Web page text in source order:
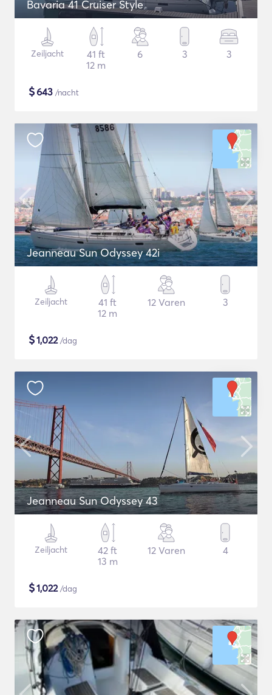
Bavaria 41 Cruiser Style
Zeiljacht
41 ft
12 m
6 3 3
$643 /nacht
Jeanneau Sun Odyssey 42i
Zeiljacht
41 ft
12 m
12 Varen 3
$1,022/dag
Jeanneau Sun Odyssey 43
Zeiljacht
42 ft
13 m
12 Varen 4
$1,022/dag